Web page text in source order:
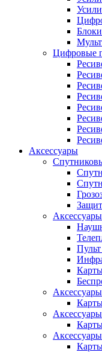
Цифровые
Аксессуары